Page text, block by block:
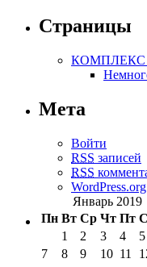
Страницы
КОМПЛЕКС
Мета
Войти
RSS записей
RSS
WordPress.org
Январь 2019
Пн Вт Ср Чт Пт
1
2 3 4 5
7
8 9 10 11